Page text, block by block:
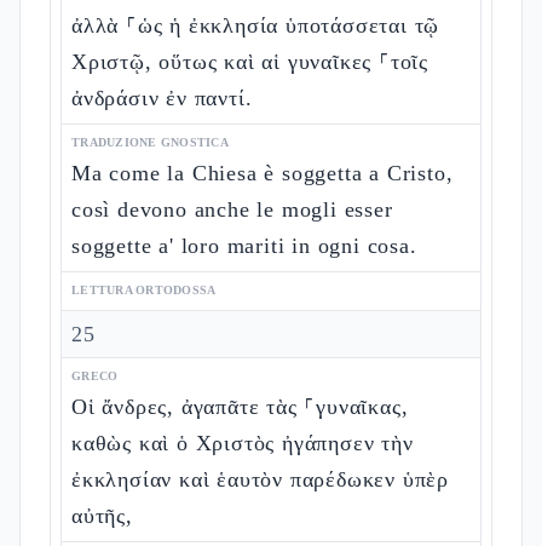
ἀλλὰ ⸀ὡς ἡ ἐκκλησία ὑποτάσσεται τῷ
Χριστῷ, οὕτως καὶ αἱ γυναῖκες ⸀τοῖς
ἀνδράσιν ἐν παντί.
TRADUZIONE GNOSTICA
Ma come la Chiesa è soggetta a Cristo,
così devono anche le mogli esser
soggette a' loro mariti in ogni cosa.
LETTURA ORTODOSSA
25
GRECO
Οἱ ἄνδρες, ἀγαπᾶτε τὰς ⸀γυναῖκας,
καθὼς καὶ ὁ Χριστὸς ἠγάπησεν τὴν
ἐκκλησίαν καὶ ἑαυτὸν παρέδωκεν ὑπὲρ
αὐτῆς,